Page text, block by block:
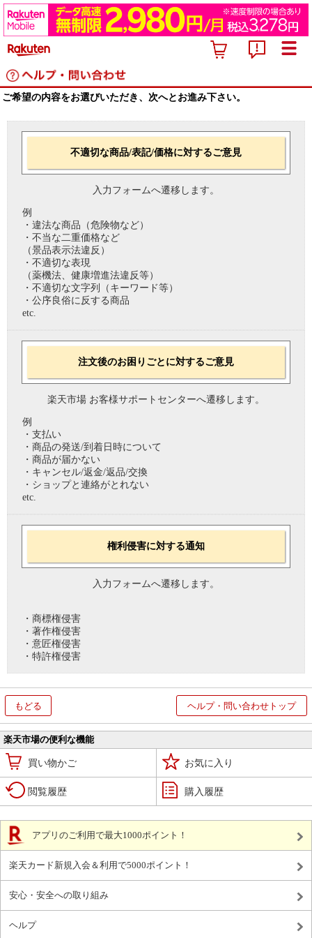
ご希望の内容をお選びいただき、次へとお進み下さい。
不適切な商品/表記/価格に対するご意見
入力フォームへ遷移します。
例
・違法な商品（危険物など）
・不当な二重価格など
（景品表示法違反）
・不適切な表現
（薬機法、健康増進法違反等）
・不適切な文字列（キーワード等）
・公序良俗に反する商品
etc.
注文後のお困りごとに対するご意見
楽天市場 お客様サポートセンターへ遷移します。
例
・支払い
・商品の発送/到着日時について
・商品が届かない
・キャンセル/返金/返品/交換
・ショップと連絡がとれない
etc.
権利侵害に対する通知
入力フォームへ遷移します。
・商標権侵害
・著作権侵害
・意匠権侵害
・特許権侵害
もどる ヘルプ・問い合わせトップ
楽天市場の便利な機能
買い物かご お気に入り
閲覧履歴 購入履歴
アプリのご利用で最大1000ポイント！
楽天カード新規入会＆利用で5000ポイント！
安心・安全への取り組み
ヘルプ